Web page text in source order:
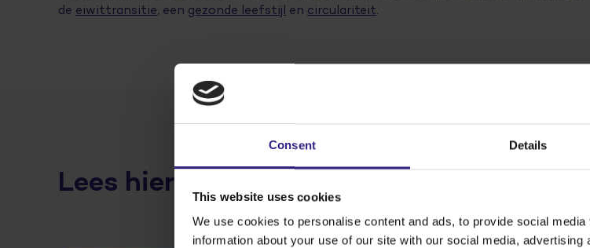
Consent Details
This website uses cookies
We use cookies to personalise content and ads, to provide social
information about your use of our site with our social media,
de eiwittransitie, een gezonde leefstijl en circulariteit.
Lees hier hoe we dit doen